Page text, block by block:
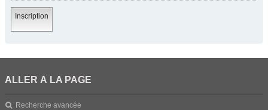
Inscription
ALLER À LA PAGE
Recherche avancée